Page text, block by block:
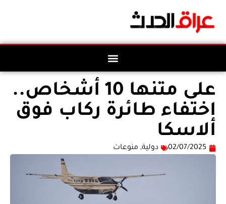
على متنها 10 أشخاص..
اختفاء طائرة ركاب فوق
ألاسكا
02/07/2025 دولية, منوعات